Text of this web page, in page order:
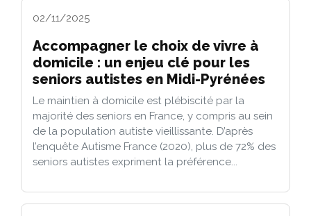
02/11/2025
Accompagner le choix de vivre à
domicile : un enjeu clé pour les
seniors autistes en Midi-Pyrénées
Le maintien à domicile est plébiscité par la
majorité des seniors en France, y compris au sein
de la population autiste vieillissante. D’après
l’enquête Autisme France (2020), plus de 72% des
seniors autistes expriment la préférence...